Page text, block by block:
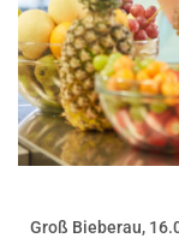
Groß Bieberau,